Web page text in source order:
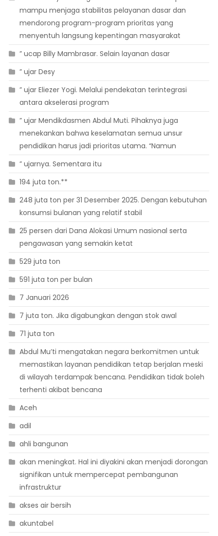
mampu menjaga stabilitas pelayanan dasar dan
mendorong program-program prioritas yang
menyentuh langsung kepentingan masyarakat
” ucap Billy Mambrasar. Selain layanan dasar
” ujar Desy
” ujar Eliezer Yogi. Melalui pendekatan terintegrasi
antara akselerasi program
” ujar Mendikdasmen Abdul Muti. Pihaknya juga
menekankan bahwa keselamatan semua unsur
pendidikan harus jadi prioritas utama. “Namun
” ujarnya. Sementara itu
194 juta ton.**
248 juta ton per 31 Desember 2025. Dengan kebutuhan
konsumsi bulanan yang relatif stabil
25 persen dari Dana Alokasi Umum nasional serta
pengawasan yang semakin ketat
529 juta ton
591 juta ton per bulan
7 Januari 2026
7 juta ton. Jika digabungkan dengan stok awal
71 juta ton
Abdul Mu’ti mengatakan negara berkomitmen untuk
memastikan layanan pendidikan tetap berjalan meski
di wilayah terdampak bencana. Pendidikan tidak boleh
terhenti akibat bencana
Aceh
adil
ahli bangunan
akan meningkat. Hal ini diyakini akan menjadi dorongan
signifikan untuk mempercepat pembangunan
infrastruktur
akses air bersih
akuntabel